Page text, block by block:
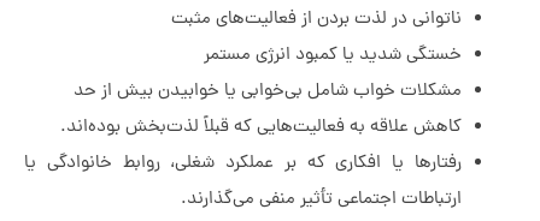
ناتوانی در لذت بردن از فعالیت‌های مثبت
خستگی شدید یا کمبود انرژی مستمر
مشکلات خواب شامل بی‌خوابی یا خوابیدن بیش از حد
کاهش علاقه به فعالیت‌هایی که قبلاً لذت‌بخش بوده‌اند.
رفتارها یا افکاری که بر عملکرد شغلی، روابط خانوادگی یا
ارتباطات اجتماعی تأثیر منفی می‌گذارند.